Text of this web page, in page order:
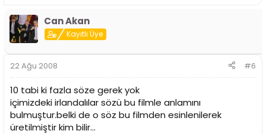
Can Akan
Kayıtlı Üye
22 Ağu 2008 #6
10 tabi ki fazla söze gerek yok
içimizdeki irlandalılar sözü bu filmle anlamını
bulmuştur.belki de o söz bu filmden esinlenilerek
üretilmiştir kim bilir...